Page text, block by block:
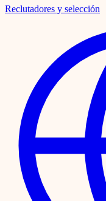
Reclutadores y selección